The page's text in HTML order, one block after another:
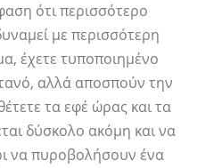
ότι περισσότερο
με περισσότερη
έχετε τυποποιημένο
αλλά αποσπούν την
τα εφέ ώρας και τα
δύσκολο ακόμη και να
να πυροβολήσουν ένα